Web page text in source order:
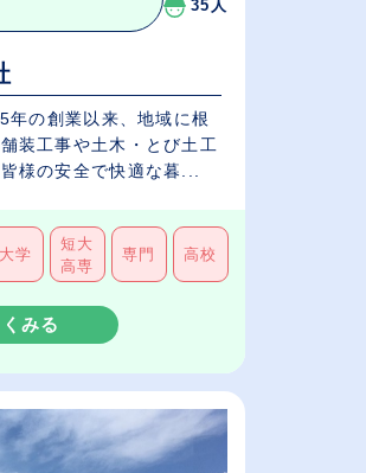
35人
年の創業以来、地域に根
装工事や土木・とび土工
様の安全で快適な暮...
大学
短大
高専
専門 高校
みる